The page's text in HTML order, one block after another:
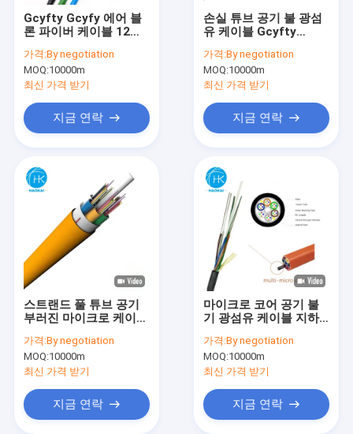
Gcyfty Gcyfy 에어 블
론 파이버 케이블 12코
어 96코어 144코어
가격:By negotiation
MOQ:10000m
최신 가격 받기
지금 연락
손실 튜브 공기 불 광섬
유 케이블 Gcyfty
FRP
가격:By negotiation
MOQ:10000m
최신 가격 받기
지금 연락
스트랜드 풀 튜브 공기
부러진 마이크로 케이블
가격:By negotiation
MOQ:10000m
최신 가격 받기
지금 연락
마이크로 코어 공기 불
기 광섬유 케이블 지하
가격:By negotiation
MOQ:10000m
최신 가격 받기
지금 연락